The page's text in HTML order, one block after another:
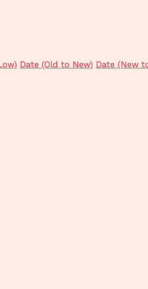
Date (Old to New) Date (New